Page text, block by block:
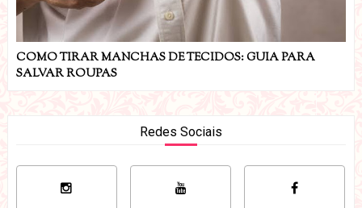
COMO TIRAR MANCHAS DE TECIDOS: GUIA PARA
SALVAR ROUPAS
Redes Sociais